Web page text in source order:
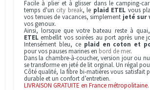
Facile à plier et à glisser dans le camping-
temps d'un city break, le plaid ETEL vous
vos tenues de vacances, simplement jeté sur
vos genoux.
Ainsi, lorsque que votre bateau reste à
ETEL embellit vos soirées au port après une
Intensément bleu, ce plaid en coton et
pour vos pauses marines en bord de mer.
Dans la chambre-à-coucher, version jour ou
se transforme en jeté de lit orginal. Un régal
Côté qualité, la fibre bi-matières vous satisfait
durable et un confort d’entretien.
LIVRAISON GRATUITE en France métropolitaine.